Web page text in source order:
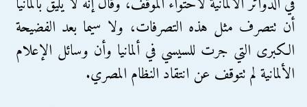
أن تتصرف مثل هذه التصرفات، ولا سيما بعد الفضيحة
الكبرى التي جرت للسيسي في ألمانيا وأن وسائل الإعلام
الألمانية لم تتوقف عن انتقاد النظام المصري.